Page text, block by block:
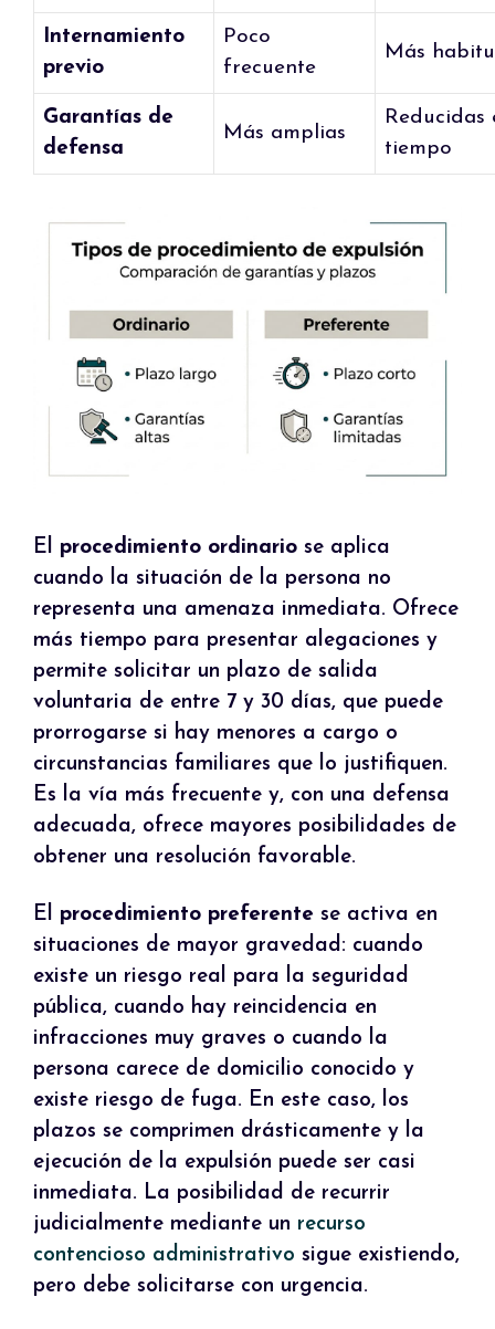
Internamiento
previo
Poco
frecuente
Más
Garantías de
defensa
Más amplias
Reducidas
tiempo
El procedimiento ordinario se aplica
cuando la situación de la persona no
representa una amenaza inmediata. Ofrece
más tiempo para presentar alegaciones y
permite solicitar un plazo de salida
voluntaria de entre 7 y 30 días, que puede
prorrogarse si hay menores a cargo o
circunstancias familiares que lo justifiquen.
Es la vía más frecuente y, con una defensa
adecuada, ofrece mayores posibilidades de
obtener una resolución favorable.
El procedimiento preferente se activa en
situaciones de mayor gravedad: cuando
existe un riesgo real para la seguridad
pública, cuando hay reincidencia en
infracciones muy graves o cuando la
persona carece de domicilio conocido y
existe riesgo de fuga. En este caso, los
plazos se comprimen drásticamente y la
ejecución de la expulsión puede ser casi
inmediata. La posibilidad de recurrir
judicialmente mediante un recurso
contencioso administrativo sigue existiendo,
pero debe solicitarse con urgencia.